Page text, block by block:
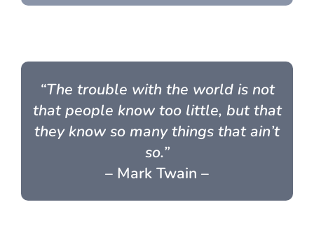
“The trouble with the world is not
that people know too little, but that
they know so many things that ain’t
so.”
– Mark Twain –